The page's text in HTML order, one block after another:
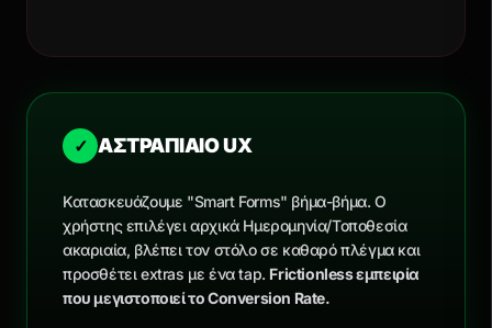
✓ ΑΣΤΡΑΠΙΑΙΟ UX
Κατασκευάζουμε "Smart Forms" βήμα-βήμα. Ο
χρήστης επιλέγει αρχικά Ημερομηνία/Τοποθεσία
ακαριαία, βλέπει τον στόλο σε καθαρό πλέγμα και
προσθέτει extras με ένα tap. Frictionless εμπειρία
που μεγιστοποιεί το Conversion Rate.